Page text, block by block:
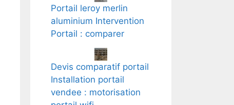
Portail leroy merlin
aluminium Intervention
Portail : comparer
Devis comparatif portail
Installation portail
vendee : motorisation